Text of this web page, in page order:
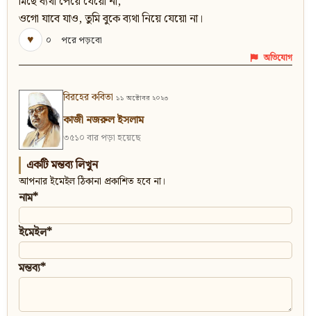
ওগো যাবে যাও, তুমি বুকে ব্যথা নিয়ে যেয়ো না।
♥
০ পরে পড়বো
অভিযোগ
বিরহের কবিতা ১১ অক্টোবর ২০২৩
কাজী নজরুল ইসলাম
৩৫১০ বার পড়া হয়েছে
একটি মন্তব্য লিখুন
আপনার ইমেইল ঠিকানা প্রকাশিত হবে না।
নাম*
ইমেইল*
মন্তব্য*